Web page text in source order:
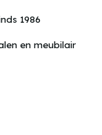
1986
en meubilair